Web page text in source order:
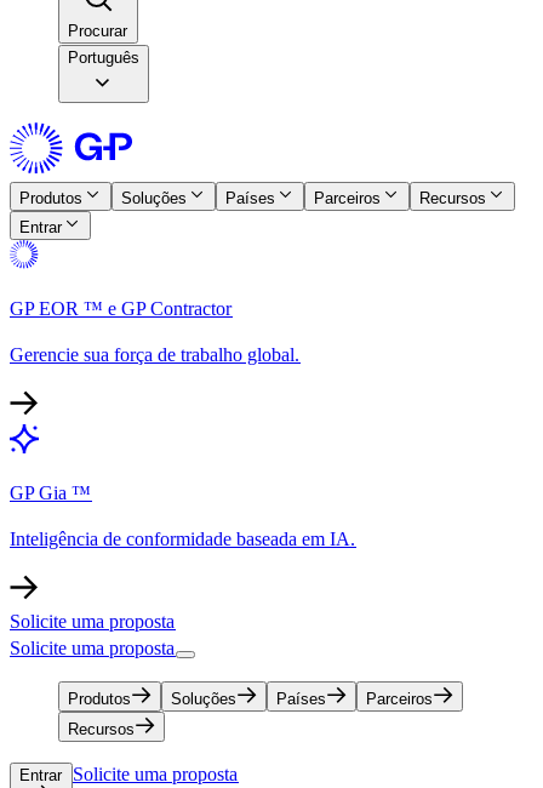
Procurar​​
Português
Produtos​​ Soluções​​ Países​​ Parceiros​​
Recursos​​
Entrar​​
GP EOR ™ e GP Contractor​​
Gerencie sua força de trabalho global.​​
GP Gia ™​​
Inteligência de conformidade baseada em IA.​​
Solicite uma proposta​​
Solicite uma proposta​​
Produtos​​ Soluções​​ Países​​
Parceiros​​
Recursos​​
Entrar​​ Solicite uma proposta​​